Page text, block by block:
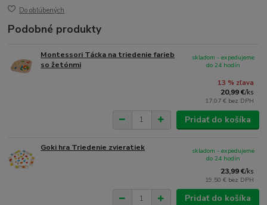
Do obľúbených
Podobné produkty
Montessori Tácka na triedenie farieb
so žetónmi
13 % zľava
20,99 €/ks
17,07 € bez DPH
skladom - expedujeme
do 24 hodín
Pridať do košíka
Goki hra Triedenie zvieratiek
23,99 €/ks
19,50 € bez DPH
skladom - expedujeme
do 24 hodín
Pridať do košíka